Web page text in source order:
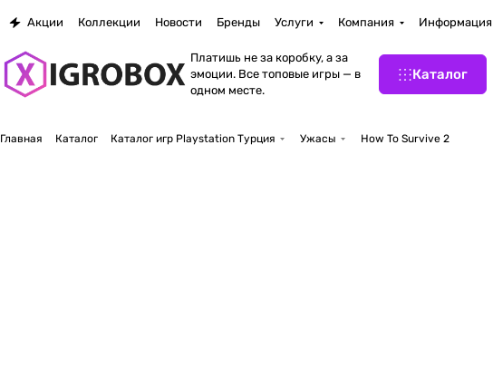
Акции Коллекции Новости Бренды Услуги Компания Информация
Платишь не за коробку, а за
эмоции. Все топовые игры — в
одном месте.
Каталог
Главная Каталог Каталог игр Playstation Турция Ужасы How To Survive 2